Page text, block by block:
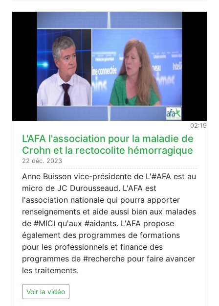
02:19
L'AFA l'association pour la maladie de
Crohn et la rectocolite hémorragique
22 déc. 2023
Anne Buisson vice-présidente de L'#AFA est au
micro de JC Durousseaud. L'AFA est
l'association nationale qui pourra apporter
renseignements et aide aussi bien aux malades
de #MICI qu'aux #aidants. L'AFA propose
également des programmes de formations
pour les professionnels et finance des
programmes de #recherche pour faire avancer
les traitements.
Voir la vidéo